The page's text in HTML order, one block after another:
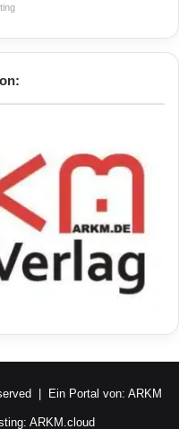
| Ein Portal von: ARKM
ARKM.cloud